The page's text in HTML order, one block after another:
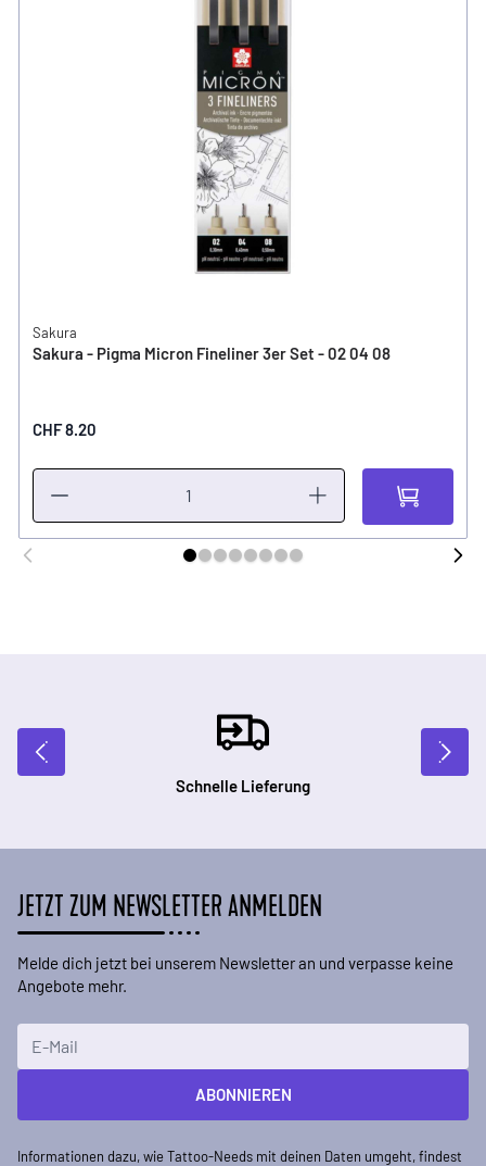
Sakura
Sakura - Pigma Micron Fineliner 3er Set - 02 04 08
CHF 8.20
Schnelle Lieferung
JETZT ZUM NEWSLETTER ANMELDEN
Melde dich jetzt bei unserem Newsletter an und verpasse keine
Angebote mehr.
ABONNIEREN
Informationen dazu, wie Tattoo-Needs mit deinen Daten umgeht, findest